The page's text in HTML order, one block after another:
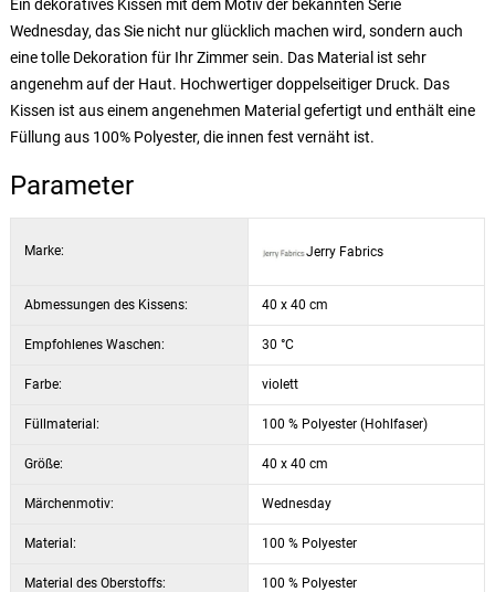
Ein dekoratives Kissen mit dem Motiv der bekannten Serie
Wednesday, das Sie nicht nur glücklich machen wird, sondern auch
eine tolle Dekoration für Ihr Zimmer sein. Das Material ist sehr
angenehm auf der Haut. Hochwertiger doppelseitiger Druck. Das
Kissen ist aus einem angenehmen Material gefertigt und enthält eine
Füllung aus 100% Polyester, die innen fest vernäht ist.
Parameter
Marke: Jerry Fabrics
Abmessungen des Kissens: 40 x 40 cm
Empfohlenes Waschen: 30 °C
Farbe: violett
Füllmaterial: 100 % Polyester (Hohlfaser)
Größe: 40 x 40 cm
Märchenmotiv: Wednesday
Material: 100 % Polyester
Material des Oberstoffs: 100 % Polyester